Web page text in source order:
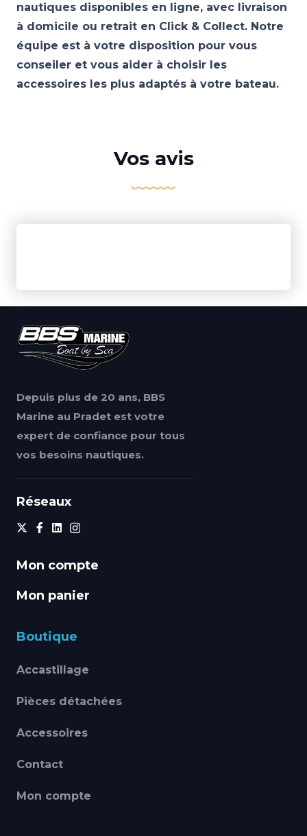
nautiques disponibles en ligne, avec livraison
à domicile ou retrait en Click & Collect. Notre
équipe est à votre disposition pour vous
conseiler et vous aider à choisir les
accessoires les plus adaptés à votre bateau.
Vos avis
Depuis plus de 20 ans, BBS
Marine au Pradet est votre
expert de confiance pour tous
vos besoins nautiques.
Réseaux
Mon compte
Mon panier
Boutique
Accastillage
Pièces détachées
Accessoires
Contact
Mon compte